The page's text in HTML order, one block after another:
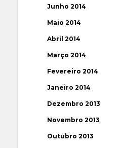
Junho 2014
Maio 2014
Abril 2014
Março 2014
Fevereiro 2014
Janeiro 2014
Dezembro 2013
Novembro 2013
Outubro 2013